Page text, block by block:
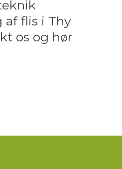
af flis i Thy
os og hør